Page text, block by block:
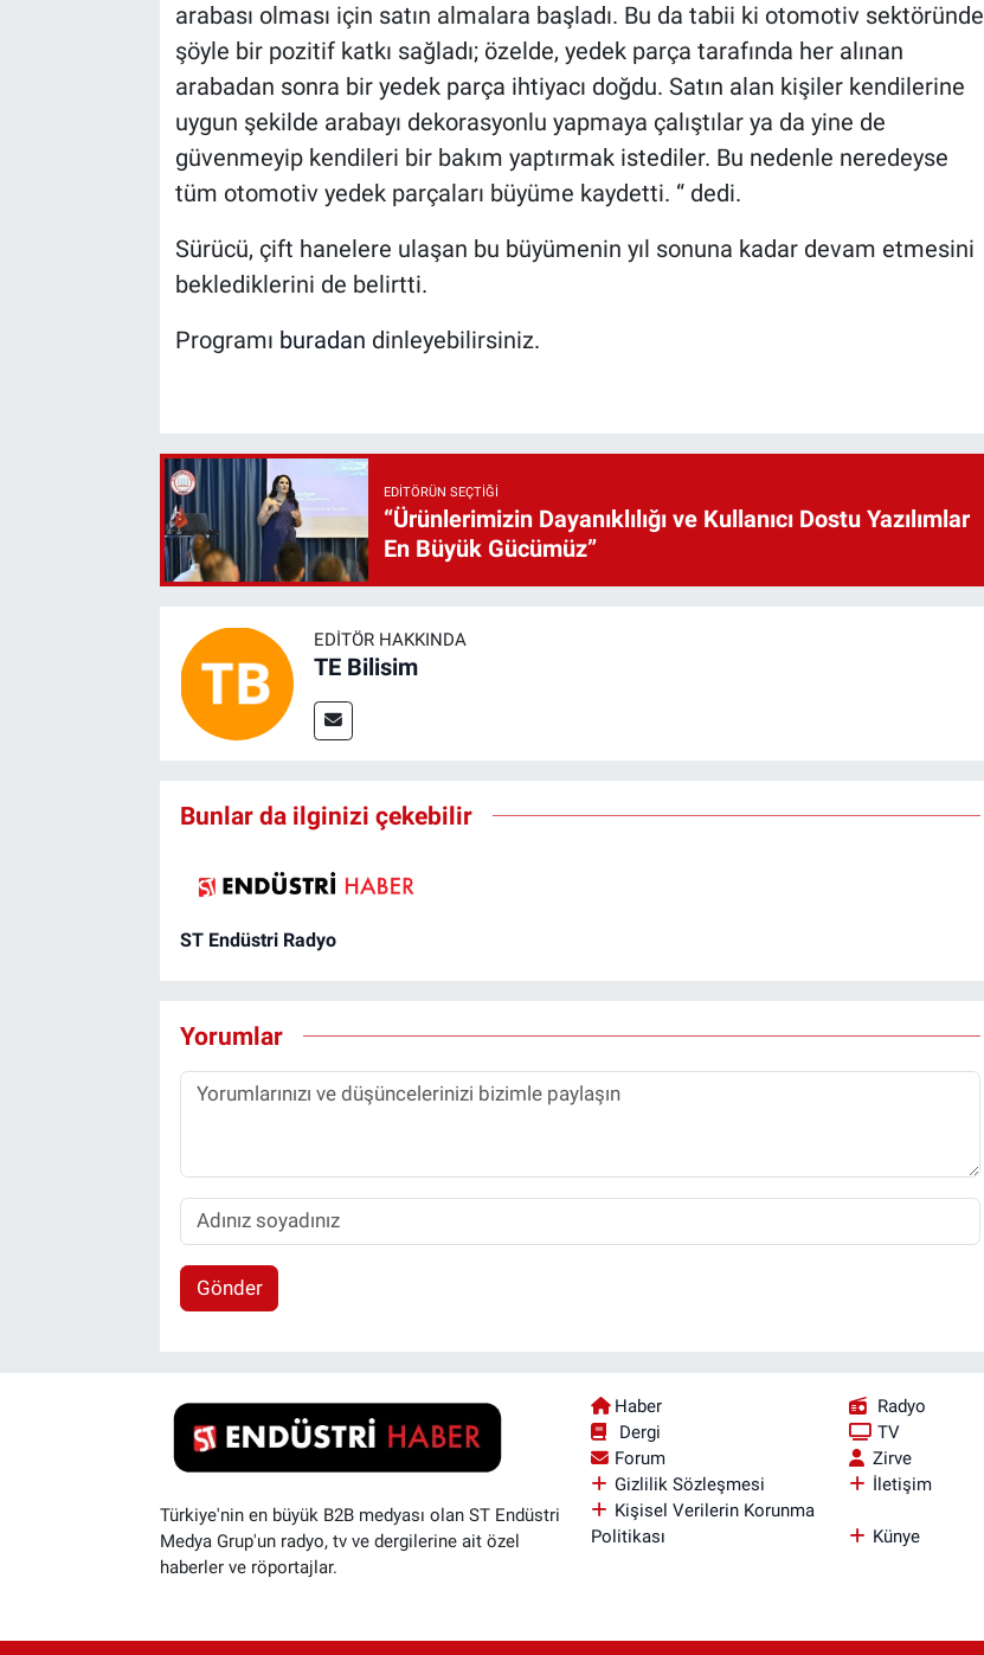
arabası olması için satın almalara başladı. Bu da tabii ki otomotiv sektöründe
şöyle bir pozitif katkı sağladı; özelde, yedek parça tarafında her alınan
arabadan sonra bir yedek parça ihtiyacı doğdu. Satın alan kişiler kendilerine
uygun şekilde arabayı dekorasyonlu yapmaya çalıştılar ya da yine de
güvenmeyip kendileri bir bakım yaptırmak istediler. Bu nedenle neredeyse
tüm otomotiv yedek parçaları büyüme kaydetti. “ dedi.
Sürücü, çift hanelere ulaşan bu büyümenin yıl sonuna kadar devam etmesini
beklediklerini de belirtti.
Programı buradan dinleyebilirsiniz.
EDITÖRÜN SEÇTIĞI
“Ürünlerimizin Dayanıklılığı ve Kullanıcı Dostu Yazılımlar
En Büyük Gücümüz”
EDITÖR HAKKINDA
TE Bilisim
Bunlar da ilginizi çekebilir
ST Endüstri Radyo
Yorumlar
Gönder
Türkiye'nin en büyük B2B medyası olan ST Endüstri
Medya Grup'un radyo, tv ve dergilerine ait özel
haberler ve röportajlar.
Haber
Radyo
Dergi
TV
Forum
Zirve
Gizlilik Sözleşmesi
İletişim
Kişisel Verilerin Korunma
Politikası
Künye